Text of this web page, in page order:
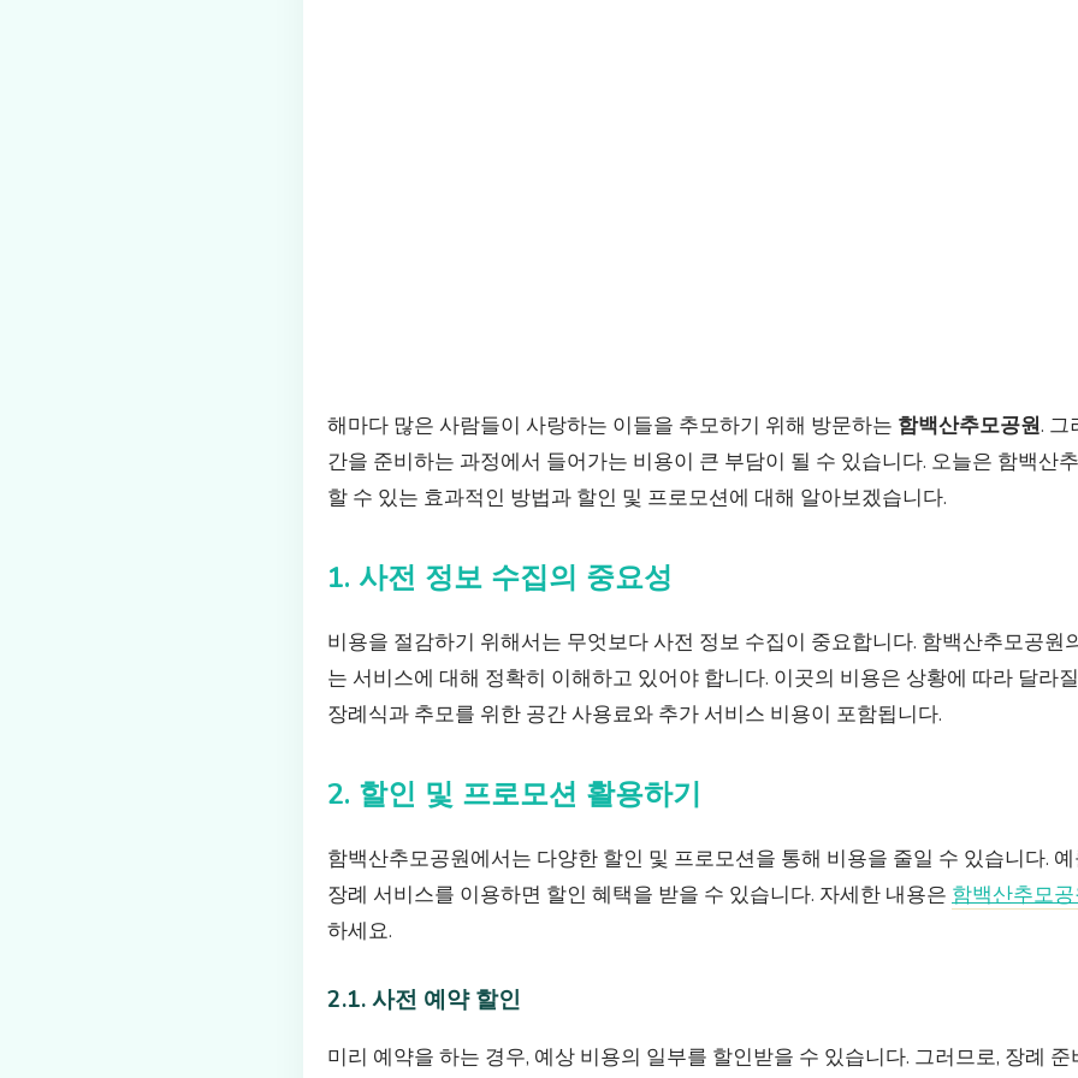
해마다 많은 사람들이 사랑하는 이들을 추모하기 위해 방문하는 함백산추모공원. 그
간을 준비하는 과정에서 들어가는 비용이 큰 부담이 될 수 있습니다. 오늘은 함백산
할 수 있는 효과적인 방법과 할인 및 프로모션에 대해 알아보겠습니다.
1. 사전 정보 수집의 중요성
비용을 절감하기 위해서는 무엇보다 사전 정보 수집이 중요합니다. 함백산추모공원
는 서비스에 대해 정확히 이해하고 있어야 합니다. 이곳의 비용은 상황에 따라 달라
장례식과 추모를 위한 공간 사용료와 추가 서비스 비용이 포함됩니다.
2. 할인 및 프로모션 활용하기
함백산추모공원에서는 다양한 할인 및 프로모션을 통해 비용을 줄일 수 있습니다.
장례 서비스를 이용하면 할인 혜택을 받을 수 있습니다. 자세한 내용은 함백산추모
하세요.
2.1. 사전 예약 할인
미리 예약을 하는 경우, 예상 비용의 일부를 할인받을 수 있습니다. 그러므로, 장례